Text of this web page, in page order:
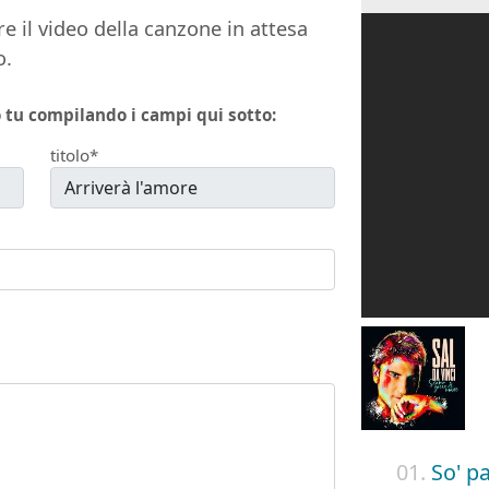
01. So'
il video della canzone in attesa
tu compilando i campi qui sotto:
titolo*